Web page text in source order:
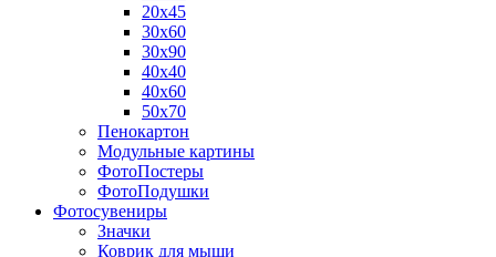
20х45
30х60
30х90
40х40
40х60
50х70
Пенокартон
Модульные картины
ФотоПостеры
ФотоПодушки
Фотоcувениры
Значки
Коврик для мыши